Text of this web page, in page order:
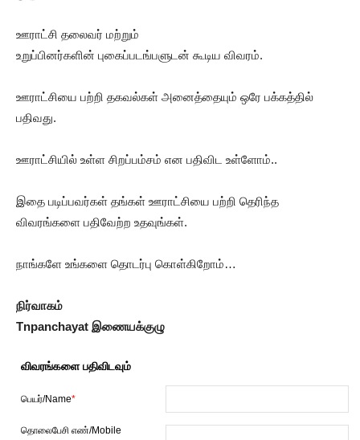
ஊராட்சி தலைவர் மற்றும்
உறுப்பினர்களின் புகைப்படங்பளுடன் கூடிய விவரம்.
ஊராட்சியை பற்றி தகவல்கள் அனைத்தையும் ஒரே பக்கத்தில்
பதிவது.
ஊராட்சியில் உள்ள சிறப்பம்சம் என பதிவிட உள்ளோம்..
இதை படிப்பவர்கள் தங்கள் ஊராட்சியை பற்றி தெரிந்த
விவரங்களை பதிவேற்ற உதவுங்கள்.
நாங்களே உங்களை தொடர்பு கொள்கிறோம்…
நிர்வாகம்
Tnpanchayat இணையக்குழு
விவரங்களை பதிவிடவும்
பெயர்/Name*
தொலைபேசி எண்/Mobile